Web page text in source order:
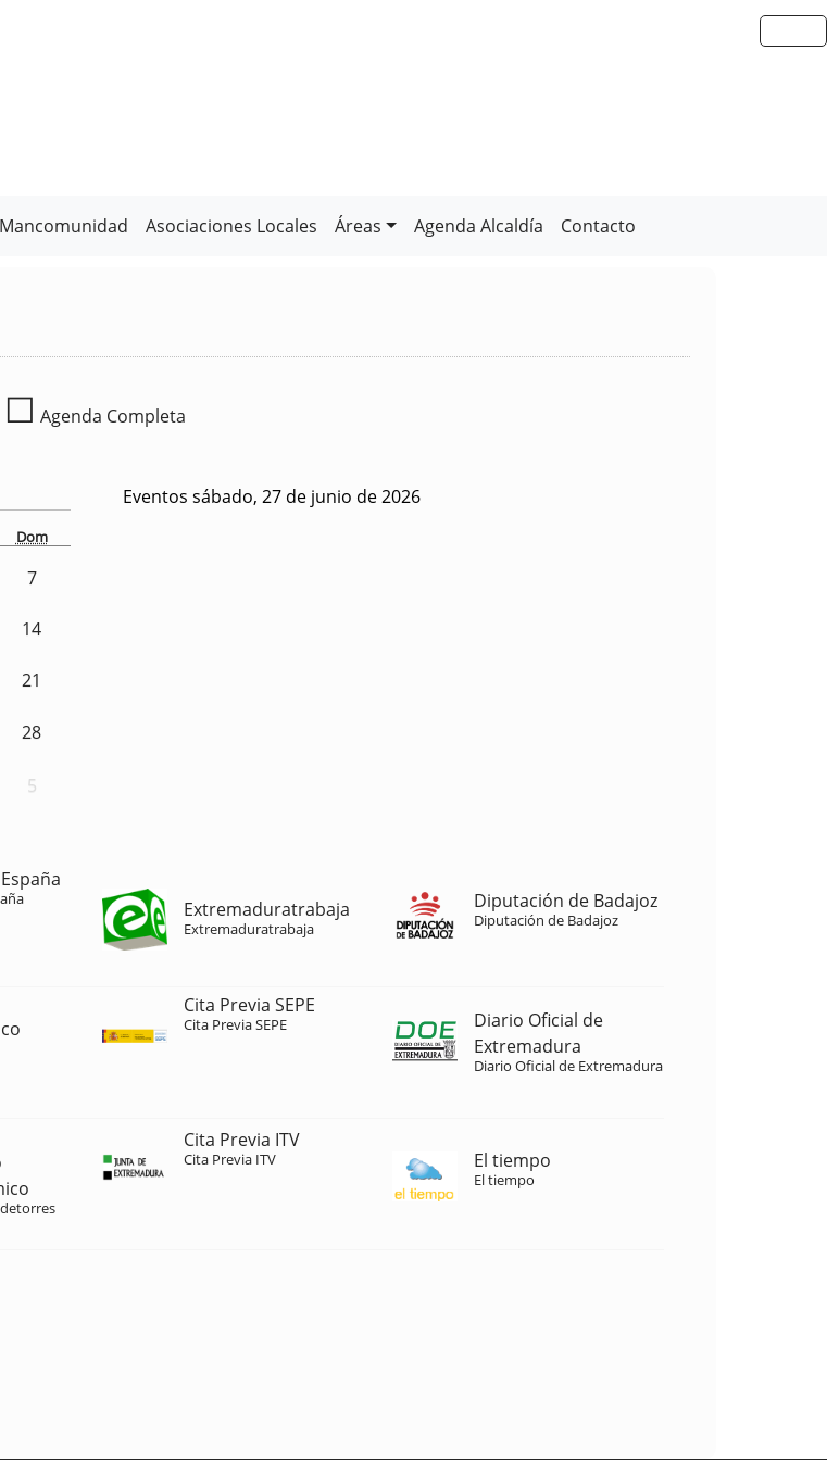
Mancomunidad Asociaciones Locales Áreas Agenda Alcaldía Contacto
☐ Agenda Completa
Dom
7
14
21
28
5
Eventos sábado, 27 de junio de 2026
Extremaduratrabaja
Extremaduratrabaja
Diputación de Badajoz
Diputación de Badajoz
Cita Previa SEPE
Cita Previa SEPE
Diario Oficial de
Extremadura
Diario Oficial de Extremadura
Cita Previa ITV
Cita Previa ITV El tiempo
El tiempo